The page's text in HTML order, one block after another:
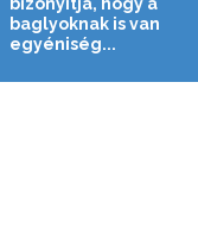
baglyoknak is van
egyéniség...